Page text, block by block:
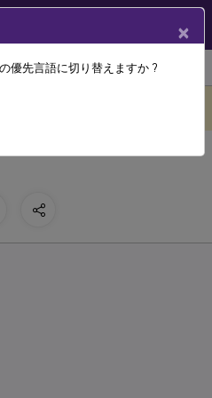
ー エージェント
Linux 仮想配信エージ
レビュー)
×
優先言語に切り替えますか ?